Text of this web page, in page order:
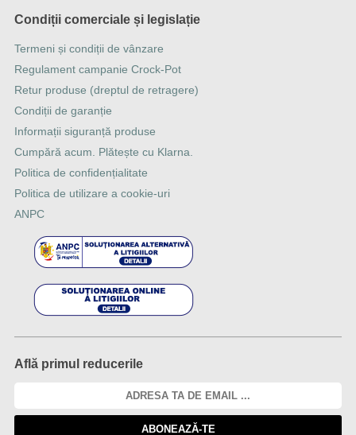
Condiții comerciale și legislație
Termeni și condiții de vânzare
Regulament campanie Crock-Pot
Retur produse (dreptul de retragere)
Condiții de garanție
Informații siguranță produse
Cumpără acum. Plătește cu Klarna.
Politica de confidențialitate
Politica de utilizare a cookie-uri
ANPC
Află primul reducerile
ABONEAZĂ-TE